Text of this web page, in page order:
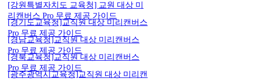
[강원특별자치도 교육청] 교원 대상 미
리캔버스 Pro 무료 제공 가이드
[경기도교육청]교직원 대상 미리캔버스
Pro 무료 제공 가이드
[경남교육청]교직원 대상 미리캔버스
Pro 무료 제공 가이드
[경북교육청]교직원 대상 미리캔버스
Pro 무료 제공 가이드
[광주광역시교육청]교직원 대상 미리캔